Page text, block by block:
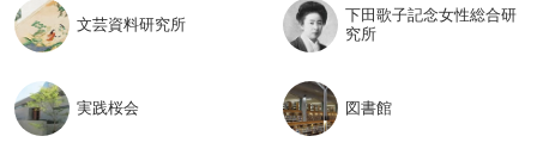
文芸資料研究所
下田歌子記念女性総合研
究所
実践桜会 図書館